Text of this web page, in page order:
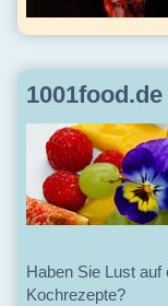
1001food.de
Haben Sie Lust auf
Kochrezepte?